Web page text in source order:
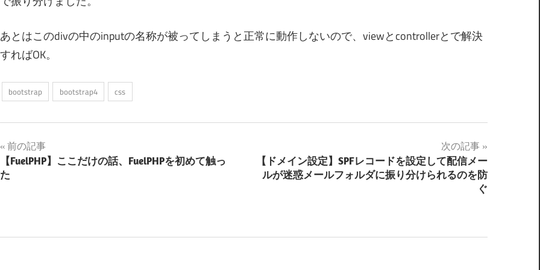
あとはこのdivの中のinputの名称が被ってしまうと正常に動作しないので、viewとcontrollerとで解決
すればOK。
bootstrap bootstrap4 css
投
稿
前の記事
【FuelPHP】ここだけの話、FuelPHPを初めて触っ
た
次の記事
【ドメイン設定】SPFレコードを設定して配信メー
ルが迷惑メールフォルダに振り分けられるのを防
ぐ